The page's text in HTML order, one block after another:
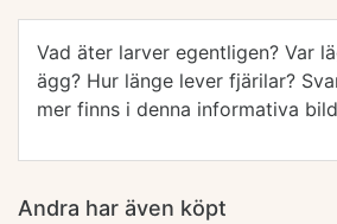
Vad äter larver egentligen? Var
ägg? Hur länge lever fjärilar?
mer finns i denna informativa
Andra har även köpt